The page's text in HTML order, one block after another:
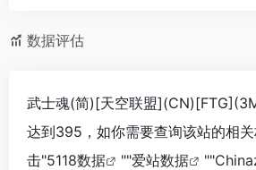
数据评估
武士魂(简)[天空联盟
达到395，如你需要查询该站的相
击"5118数据 ""爱站数据 ""